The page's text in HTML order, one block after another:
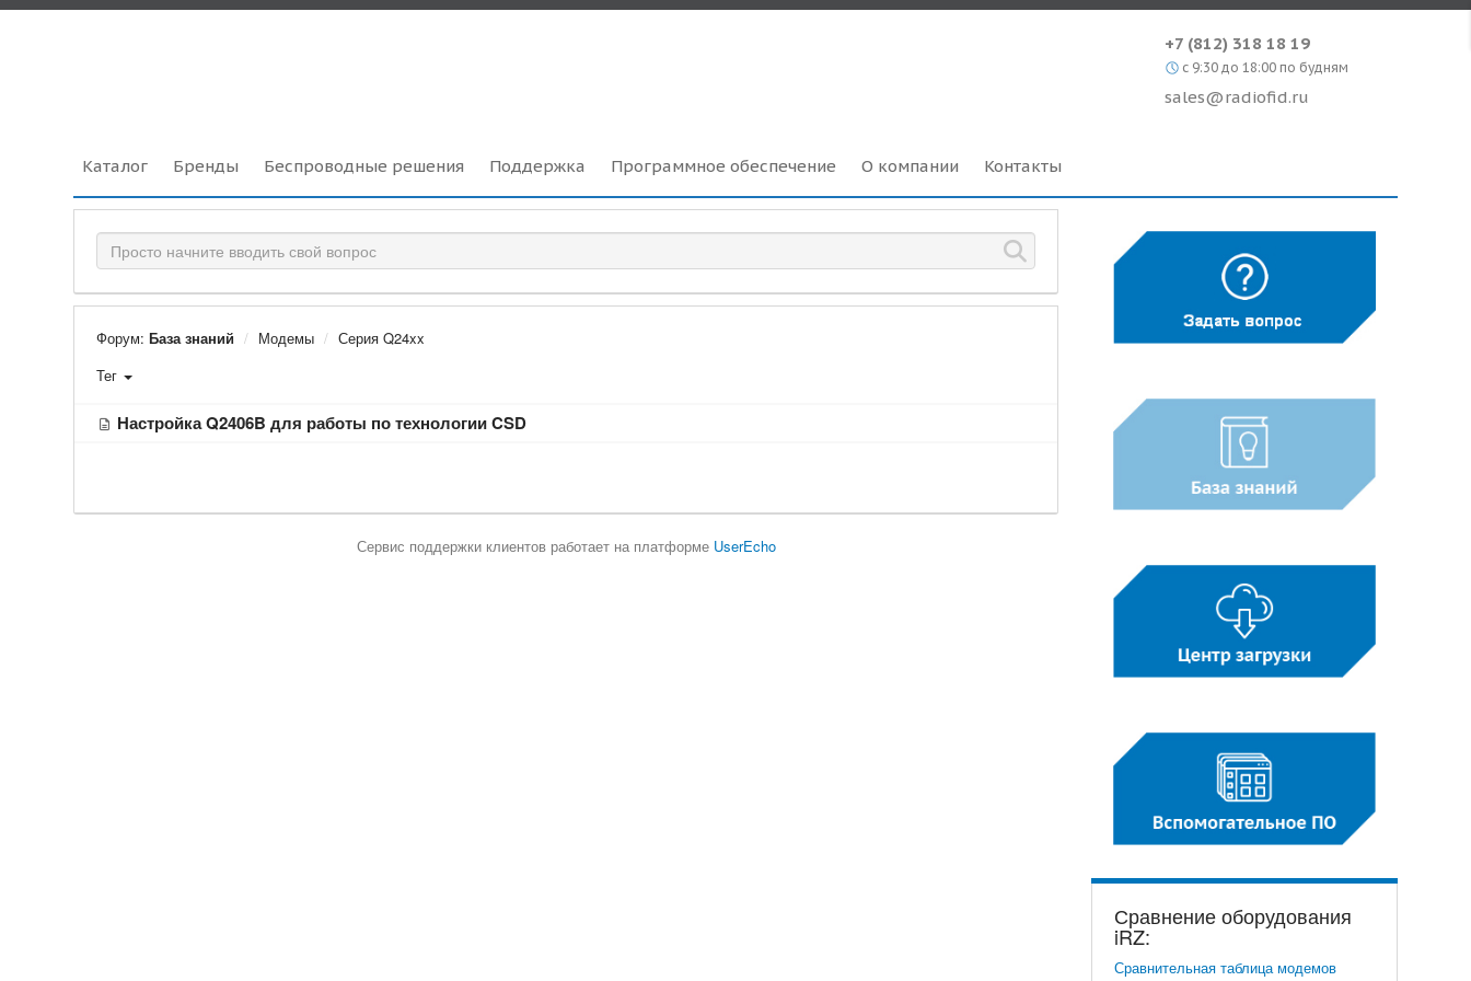
+7 (812) 318 18 19
c 9:30 до 18:00 по будням
sales@radiofid.ru
Каталог Бренды Беспроводные решения Поддержка Программное обеспечение О компании Контакты
Форум: База знаний Модемы
Серия Q24xx
Тег
Настройка Q2406B для работы по технологии CSD
Сервис поддержки клиентов работает на платформе UserEcho
Сравнение оборудования
iRZ:
Сравнительная таблица модемов